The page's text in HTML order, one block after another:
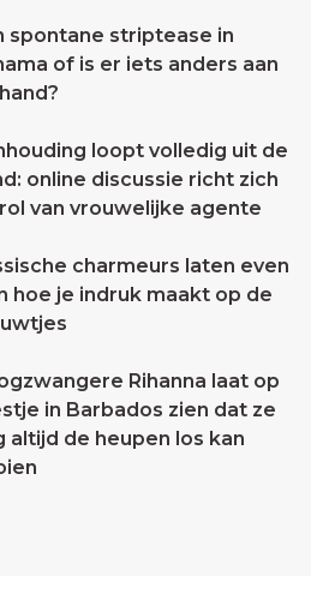
spontane striptease in
of is er iets anders aan
loopt volledig uit de
online discussie richt zich
van vrouwelijke agente
charmeurs laten even
hoe je indruk maakt op de
Rihanna laat op
in Barbados zien dat ze
altijd de heupen los kan